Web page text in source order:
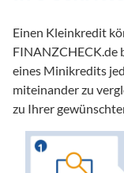
Einen Kleinkredit
FINANZCHECK.de
eines Minikredits
miteinander zu
zu Ihrer